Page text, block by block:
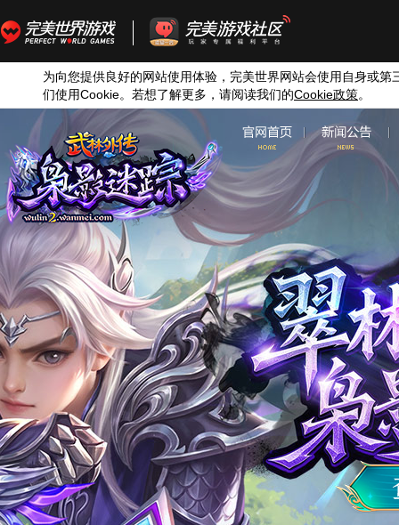
为向您提供良好的网站使用体验，完美世界网站会使用自身或第
们使用Cookie。若想了解更多，请阅读我们的Cookie政策。